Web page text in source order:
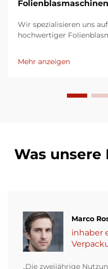
Folienblasmaschinen
Wir spezialisieren uns
hochwertiger
Unsere
verschiedener
Mehr anzeigen
Was unsere
Marco
inhaber
„Die zweijährige